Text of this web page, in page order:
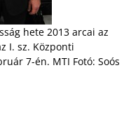
hete 2013 arcai az
I. sz. Központi
7-én. MTI Fotó: Soós